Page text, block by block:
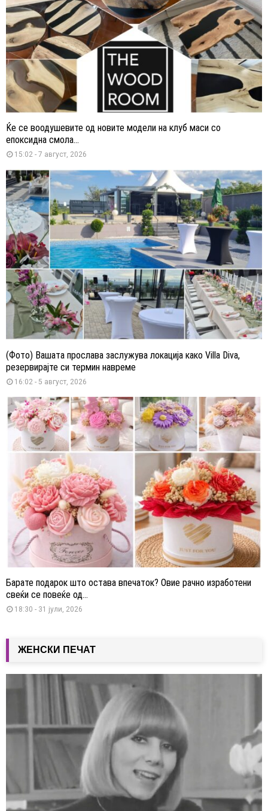
Ќе се воодушевите од новите модели на клуб маси со
епоксидна смола...
15:02 - 7 август, 2026
(Фото) Вашата прослава заслужува локација како Villa Diva,
резервирајте си термин навреме
16:02 - 5 август, 2026
Барате подарок што остава впечаток? Овие рачно изработени
свеќи се повеќе од...
18:30 - 31 јули, 2026
ЖЕНСКИ ПЕЧАТ